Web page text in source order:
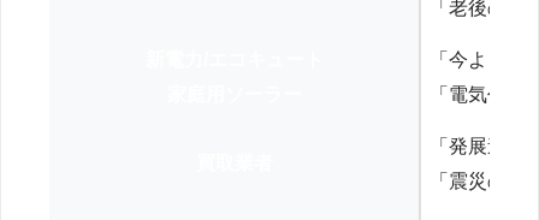
「老後の
「今より
「電気代を
「発展途
「震災の